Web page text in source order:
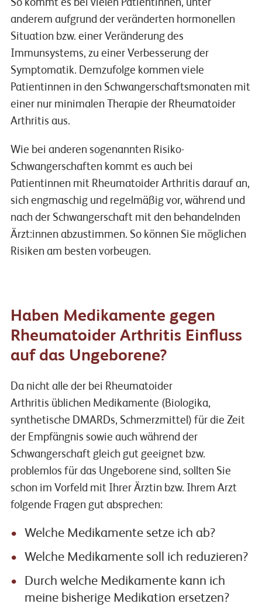
So kommt es bei vielen Patientinnen, unter
anderem aufgrund der veränderten hormonellen
Situation bzw. einer Veränderung des
Immunsystems, zu einer Verbesserung der
Symptomatik. Demzufolge kommen viele
Patientinnen in den Schwangerschaftsmonaten mit
einer nur minimalen Therapie der Rheumatoider
Arthritis aus.
Wie bei anderen sogenannten Risiko-
Schwangerschaften kommt es auch bei
Patientinnen mit Rheumatoider Arthritis darauf an,
sich engmaschig und regelmäßig vor, während und
nach der Schwangerschaft mit den behandelnden
Ärzt:innen abzustimmen. So können Sie möglichen
Risiken am besten vorbeugen.
Haben Medikamente gegen
Rheumatoider Arthritis Einfluss
auf das Ungeborene?
Da nicht alle der bei Rheumatoider
Arthritis üblichen Medikamente (Biologika,
synthetische DMARDs, Schmerzmittel) für die Zeit
der Empfängnis sowie auch während der
Schwangerschaft gleich gut geeignet bzw.
problemlos für das Ungeborene sind, sollten Sie
schon im Vorfeld mit Ihrer Ärztin bzw. Ihrem Arzt
folgende Fragen gut absprechen:
Welche Medikamente setze ich ab?
Welche Medikamente soll ich reduzieren?
Durch welche Medikamente kann ich
meine bisherige Medikation ersetzen?